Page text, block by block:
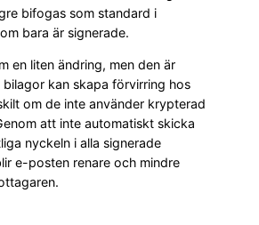
bifogas som standard i
bara är signerade.
en liten ändring, men den är
kan skapa förvirring hos
om de inte använder krypterad
att inte automatiskt skicka
nyckeln i alla signerade
e-posten renare och mindre